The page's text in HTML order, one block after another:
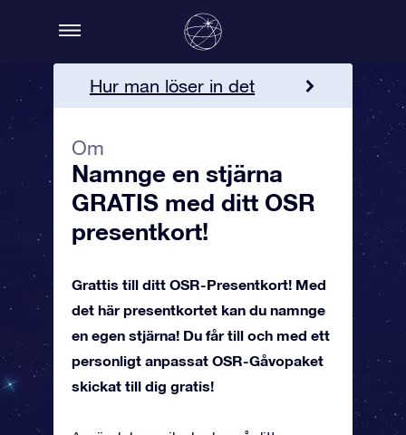
Hur man löser in det
Beställ OSR-Presentkort!
Om
Namnge en stjärna
GRATIS med ditt OSR
presentkort!
Grattis till ditt OSR-Presentkort! Med
det här presentkortet kan du namnge
en egen stjärna! Du får till och med ett
personligt anpassat OSR-Gåvopaket
skickat till dig gratis!